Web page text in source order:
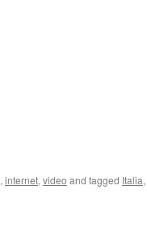
, internet, video and tagged Italia,